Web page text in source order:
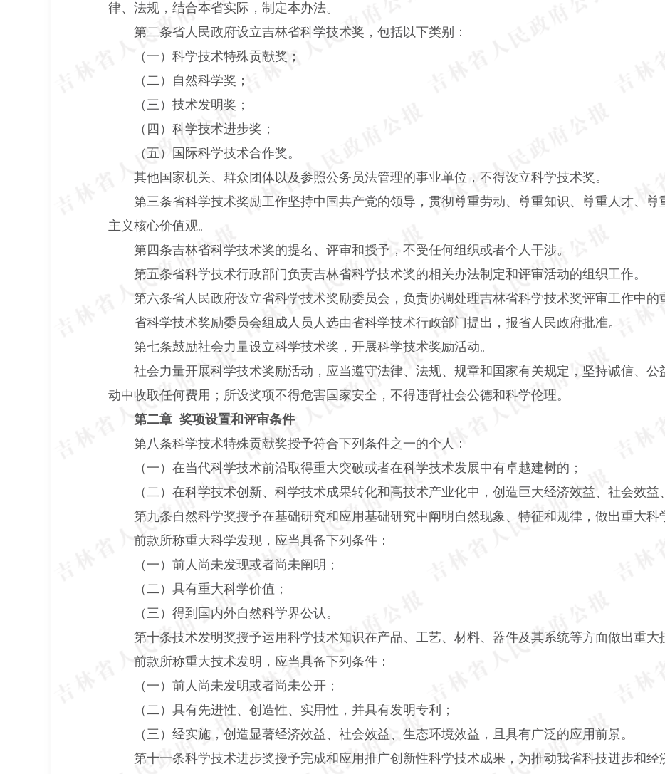
律、法规，结合本省实际，制定本办法。
第二条省人民政府设立吉林省科学技术奖，包括以下类别：
（一）科学技术特殊贡献奖；
（二）自然科学奖；
（三）技术发明奖；
（四）科学技术进步奖；
（五）国际科学技术合作奖。
其他国家机关、群众团体以及参照公务员法管理的事业单位，不得设立科学技术奖。
第三条省科学技术奖励工作坚持中国共产党的领导，贯彻尊重劳动、尊重知识、尊重人才、尊
主义核心价值观。
第四条吉林省科学技术奖的提名、评审和授予，不受任何组织或者个人干涉。
第五条省科学技术行政部门负责吉林省科学技术奖的相关办法制定和评审活动的组织工作。
第六条省人民政府设立省科学技术奖励委员会，负责协调处理吉林省科学技术奖评审工作中的
省科学技术奖励委员会组成人员人选由省科学技术行政部门提出，报省人民政府批准。
第七条鼓励社会力量设立科学技术奖，开展科学技术奖励活动。
社会力量开展科学技术奖励活动，应当遵守法律、法规、规章和国家有关规定，坚持诚信、公
动中收取任何费用；所设奖项不得危害国家安全，不得违背社会公德和科学伦理。
第二章 奖项设置和评审条件
第八条科学技术特殊贡献奖授予符合下列条件之一的个人：
（一）在当代科学技术前沿取得重大突破或者在科学技术发展中有卓越建树的；
（二）在科学技术创新、科学技术成果转化和高技术产业化中，创造巨大经济效益、社会效益
第九条自然科学奖授予在基础研究和应用基础研究中阐明自然现象、特征和规律，做出重大科
前款所称重大科学发现，应当具备下列条件：
（一）前人尚未发现或者尚未阐明；
（二）具有重大科学价值；
（三）得到国内外自然科学界公认。
第十条技术发明奖授予运用科学技术知识在产品、工艺、材料、器件及其系统等方面做出重大
前款所称重大技术发明，应当具备下列条件：
（一）前人尚未发明或者尚未公开；
（二）具有先进性、创造性、实用性，并具有发明专利；
（三）经实施，创造显著经济效益、社会效益、生态环境效益，且具有广泛的应用前景。
第十一条科学技术进步奖授予完成和应用推广创新性科学技术成果，为推动我省科技进步和经